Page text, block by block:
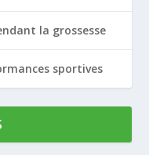
la grossesse
sportives